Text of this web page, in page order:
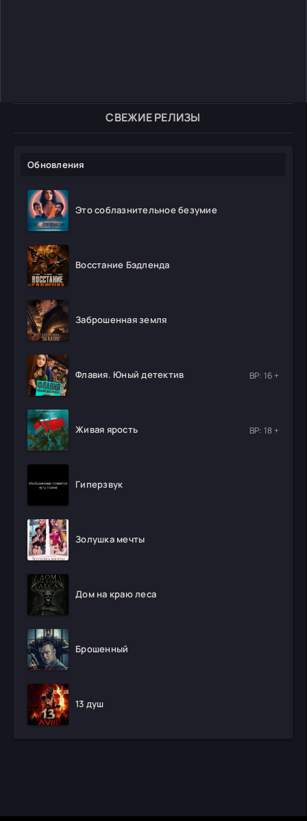
СВЕЖИЕ РЕЛИЗЫ
Обновления
Это соблазнительное безумие
Восстание Бэдленда
Заброшенная земля
Флавия. Юный детектив ВР: 16 +
Живая ярость ВР: 18 +
Гиперзвук
Золушка мечты
Дом на краю леса
Брошенный
13 душ